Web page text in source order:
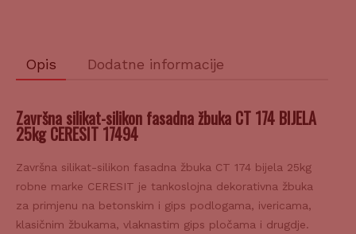
količina
Opis Dodatne informacije
Završna silikat-silikon fasadna žbuka CT 174 BIJELA
25kg CERESIT 17494
Završna silikat-silikon fasadna žbuka CT 174 bijela 25kg
robne marke CERESIT je tankoslojna dekorativna žbuka
za primjenu na betonskim i gips podlogama, ivericama,
klasičnim žbukama, vlaknastim gips pločama i drugdje.